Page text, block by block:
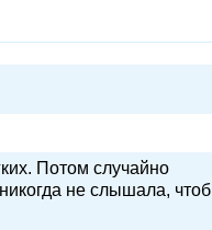
Потом случайно
не слышала, чтоб